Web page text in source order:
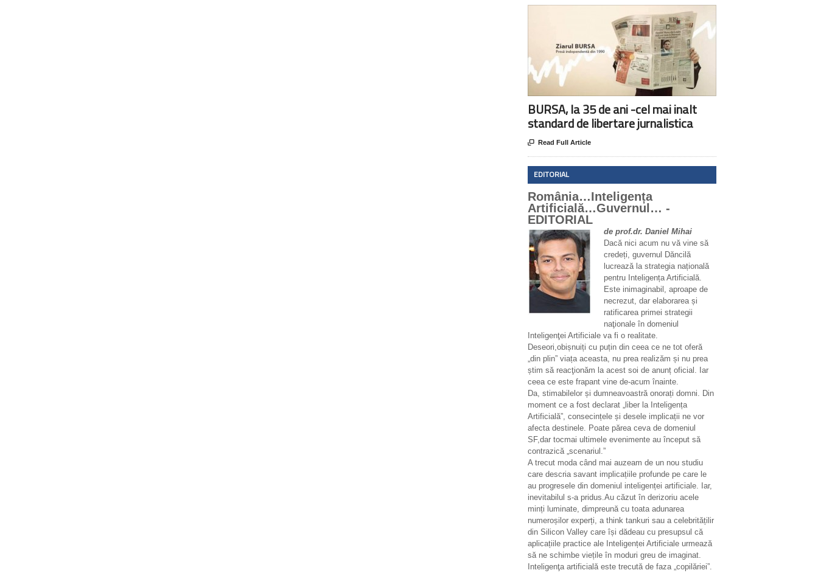
BURSA, la 35 de ani -cel mai inalt
standard de libertare jurnalistica
 Read Full Article
EDITORIAL
România…Inteligența
Artificială…Guvernul… -
EDITORIAL
de prof.dr. Daniel Mihai
Dacă nici acum nu vă vine să
credeți, guvernul Dăncilă
lucrează la strategia națională
pentru Inteligența Artificială.
Este inimaginabil, aproape de
necrezut, dar elaborarea și
ratificarea primei strategii
naţionale în domeniul
Inteligenţei Artificiale va fi o realitate.
Deseori,obișnuiți cu puțin din ceea ce ne tot oferă
„din plin” viața aceasta, nu prea realizăm și nu prea
știm să reacţionăm la acest soi de anunț oficial. Iar
ceea ce este frapant vine de-acum înainte.
Da, stimabilelor și dumneavoastră onorați domni. Din
moment ce a fost declarat „liber la Inteligența
Artificială”, consecințele și desele implicații ne vor
afecta destinele. Poate părea ceva de domeniul
SF,dar tocmai ultimele evenimente au început să
contrazică „scenariul.”
A trecut moda când mai auzeam de un nou studiu
care descria savant implicațiile profunde pe care le
au progresele din domeniul inteligenței artificiale. Iar,
inevitabilul s-a pridus.Au căzut în derizoriu acele
minți luminate, dimpreună cu toata adunarea
numeroșilor experți, a think tankuri sau a celebritățilir
din Silicon Valley care își dădeau cu presupsul că
aplicațiile practice ale Inteligenței Artificiale urmează
să ne schimbe viețile în moduri greu de imaginat.
Inteligenţa artificială este trecută de faza „copilăriei”.